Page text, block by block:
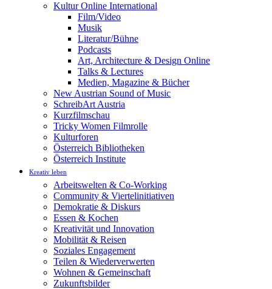
Kultur Online International
Film/Video
Musik
Literatur/Bühne
Podcasts
Art, Architecture & Design Online
Talks & Lectures
Medien, Magazine & Bücher
New Austrian Sound of Music
SchreibArt Austria
Kurzfilmschau
Tricky Women Filmrolle
Kulturforen
Österreich Bibliotheken
Österreich Institute
Kreativ leben
Arbeitswelten & Co-Working
Community & Viertelinitiativen
Demokratie & Diskurs
Essen & Kochen
Kreativität und Innovation
Mobilität & Reisen
Soziales Engagement
Teilen & Wiederverwerten
Wohnen & Gemeinschaft
Zukunftsbilder